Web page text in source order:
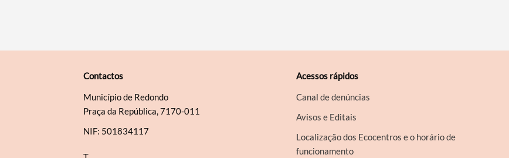
Contactos
Município de Redondo
Praça da República, 7170-011
NIF: 501834117
Acessos rápidos
Canal de denúncias
Avisos e Editais
Localização dos Ecocentros e o horário de
funcionamento